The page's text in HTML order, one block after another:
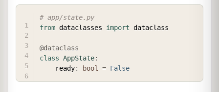
# app/state.py
from dataclasses import dataclass
@dataclass
class AppState:
    ready
: bool = False